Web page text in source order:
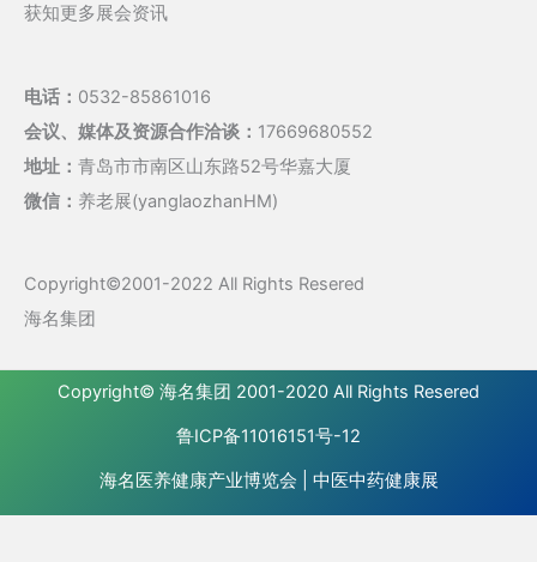
获知更多展会资讯
电话： 0532-85861016
会议、媒体及资源合作洽谈： 17669680552
地址： 青岛市市南区山东路52号华嘉大厦
微信： 养老展(yanglaozhanHM)
Copyright©2001-2022 All Rights Resered
海名集团
Copyright© 海名集团 2001-2020 All Rights Resered
鲁ICP备11016151号-12
海名医养健康产业博览会 中医中药健康展